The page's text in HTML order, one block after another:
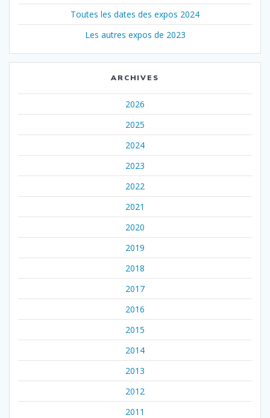
Toutes les dates des expos 2024
Les autres expos de 2023
ARCHIVES
2026
2025
2024
2023
2022
2021
2020
2019
2018
2017
2016
2015
2014
2013
2012
2011